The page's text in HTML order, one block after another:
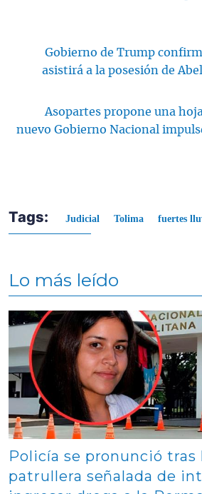
Gobierno de Trump
asistirá a la posesión de
Asopartes propone una
nuevo Gobierno Nacional
Tags: Judicial Tolima fuertes
Lo más leído
Contenido multimedia principal
Policía se pronunció tras
patrullera señalada de